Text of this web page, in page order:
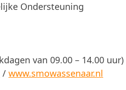
Ondersteuning
van 09.00 – 14.00 uur)
/ www.smowassenaar.nl